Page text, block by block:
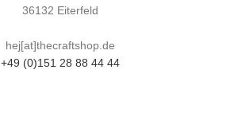
36132 Eiterfeld
hej[at]thecraftshop.de
+49 (0)151 28 88 44 44